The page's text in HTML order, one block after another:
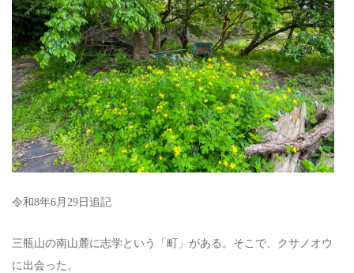
令和8年6月29日追記
三瓶山の南山麓に志学という「町」がある。そこで、クサノオウ
に出会った。